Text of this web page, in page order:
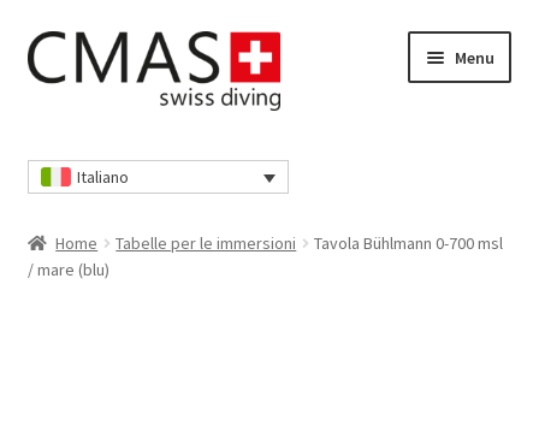
Vai
alla
Vai
al
Menu
Cestino della spesa
Italiano
Home Tabelle per le immersioni
Tavola Bühlmann 0-700 msl
/ mare (blu)